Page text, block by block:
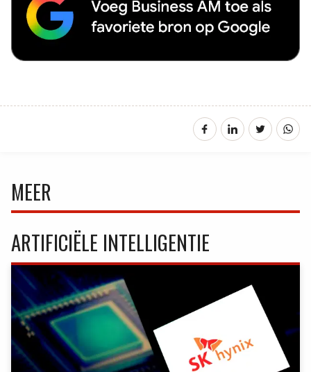
MEER
ARTIFICIËLE INTELLIGENTIE